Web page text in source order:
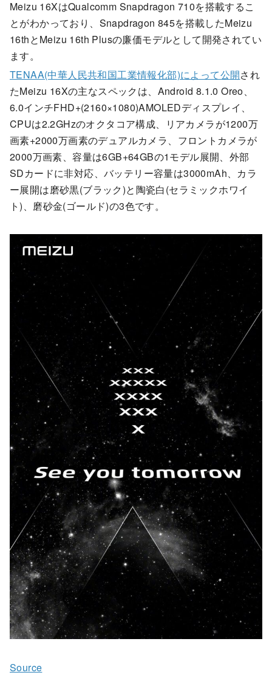
Meizu 16XはQualcomm Snapdragon 710を搭載するこ
とがわかっており、Snapdragon 845を搭載したMeizu
16thとMeizu 16th Plusの廉価モデルとして開発されてい
ます。
TENAA(中華人民共和国工業情報化部)によって公開され
たMeizu 16Xの主なスペックは、Android 8.1.0 Oreo、
6.0インチFHD+(2160×1080)AMOLEDディスプレイ、
CPUは2.2GHzのオクタコア構成、リアカメラが1200万
画素+2000万画素のデュアルカメラ、フロントカメラが
2000万画素、容量は6GB+64GBの1モデル展開、外部
SDカードに非対応、バッテリー容量は3000mAh、カラ
ー展開は磨砂黒(ブラック)と陶瓷白(セラミックホワイ
ト)、磨砂金(ゴールド)の3色です。
Source